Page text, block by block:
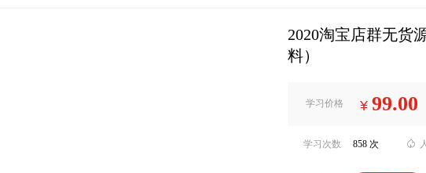
2020淘宝店群无货
料）
学习价格 ¥ 99.00
学习次数 858 次 